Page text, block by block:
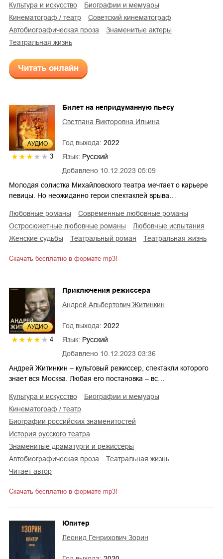
культура и искусство
биографии и мемуары
кинематограф / театр
советский кинематограф
автобиографическая проза
знаменитые актеры
театральная жизнь
Читать онлайн
AУДИО
3
Добавлено 10.12.2023 05:09
Билет на непридуманную пьесу
Светлана Викторовна Ильина
Год выхода: 2022
Язык: Русский
Молодая солистка Михайловского театра мечтает о карьере
певицы. Но неожиданно герои спектаклей врыва…
любовные романы
современные любовные романы
остросюжетные любовные романы
любовные испытания
женские судьбы
театральный роман театральная жизнь
Скачать бесплатно в формате mp3!
AУДИО
4
Добавлено 10.12.2023 03:36
Приключения режиссера
Андрей Альбертович Житинкин
Год выхода: 2022
Язык: Русский
Андрей Житинкин – культовый режиссер, спектакли которого
знает вся Москва. Любая его постановка – вс…
культура и искусство
биографии и мемуары
кинематограф / театр
биографии российских знаменитостей
история русского театра
знаменитые драматурги и режиссеры
автобиографическая проза
театральная жизнь
читает автор
Скачать бесплатно в формате mp3!
Юпитер
Леонид Генрихович Зорин